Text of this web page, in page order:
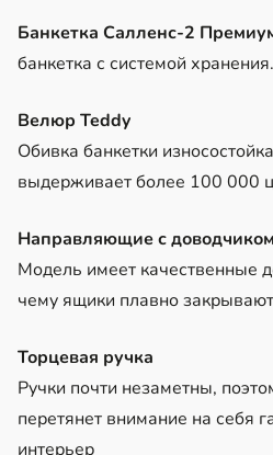
Банкетка Салленс-2
банкетка с системой хранения.
Велюр Teddy
Обивка банкетки
выдерживает более 100 000
Направляющие с доводчиком
Модель имеет качественные
чему ящики плавно
Торцевая ручка
Ручки почти незаметны,
перетянет внимание на себя
интерьер